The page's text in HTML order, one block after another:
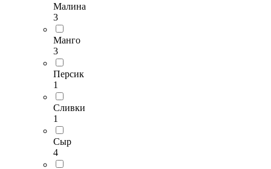
Малина
3
Манго
3
Персик
1
Сливки
1
Сыр
4